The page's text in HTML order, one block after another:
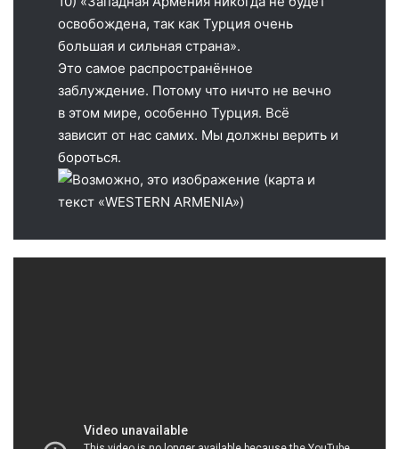
освобождена, так как Турция очень
большая и сильная страна».
Это самое распространённое
заблуждение. Потому что ничто не вечно
в этом мире, особенно Турция. Всё
зависит от нас самих. Мы должны верить и
бороться.